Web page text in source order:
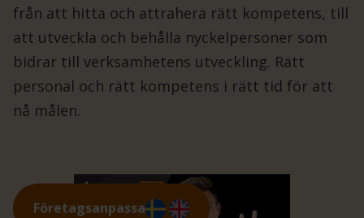
från att hitta och attrahera rätt kompetens, till
att utveckla och behålla nyckelpersoner som
bidrar till verksamhetens utveckling. Rätt
personal och rätt kompetens i rätt tid för att
nå målen.
Företagsanpassa